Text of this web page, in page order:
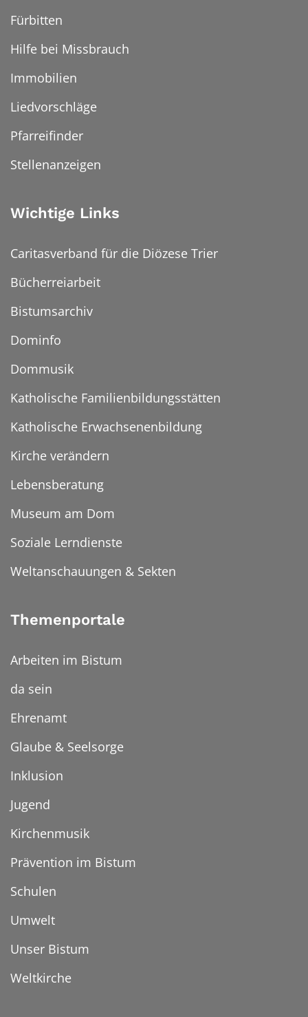
Fürbitten
Hilfe bei Missbrauch
Immobilien
Liedvorschläge
Pfarreifinder
Stellenanzeigen
Wichtige Links
Caritasverband für die Diözese Trier
Bücherreiarbeit
Bistumsarchiv
Dominfo
Dommusik
Katholische Familienbildungsstätten
Katholische Erwachsenenbildung
Kirche verändern
Lebensberatung
Museum am Dom
Soziale Lerndienste
Weltanschauungen & Sekten
Themenportale
Arbeiten im Bistum
da sein
Ehrenamt
Glaube & Seelsorge
Inklusion
Jugend
Kirchenmusik
Prävention im Bistum
Schulen
Umwelt
Unser Bistum
Weltkirche